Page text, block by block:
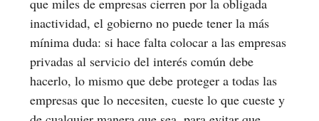
inactividad, el gobierno no puede tener la más
mínima duda: si hace falta colocar a las empresas
privadas al servicio del interés común debe
hacerlo, lo mismo que debe proteger a todas las
empresas que lo necesiten, cueste lo que cueste y